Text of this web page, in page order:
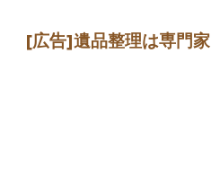
[広告]遺品整理は専門家